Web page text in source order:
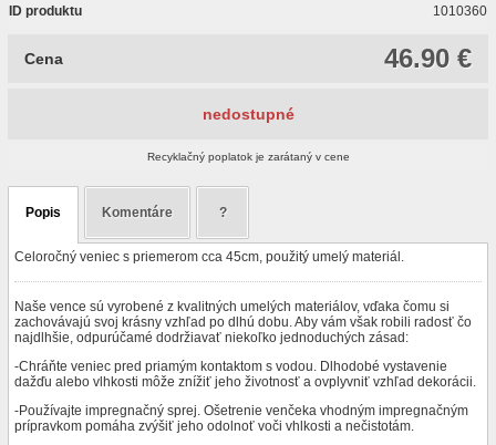
ID produktu 1010360
46.90 €
Cena
nedostupné
Recyklačný poplatok je zarátaný v cene
Popis Komentáre ?
Celoročný veniec s priemerom cca 45cm, použitý umelý materiál.
Naše vence sú vyrobené z kvalitných umelých materiálov, vďaka čomu si
zachovávajú svoj krásny vzhľad po dlhú dobu. Aby vám však robili radosť čo
najdlhšie, odpurúčamé dodržiavať niekoľko jednoduchých zásad:
-Chráňte veniec pred priamým kontaktom s vodou. Dlhodobé vystavenie
dažďu alebo vlhkosti môže znížiť jeho životnosť a ovplyvniť vzhľad dekorácii.
-Používajte impregnačný sprej. Ošetrenie venčeka vhodným impregnačným
prípravkom pomáha zvýšiť jeho odolnoť voči vhlkosti a nečistotám.